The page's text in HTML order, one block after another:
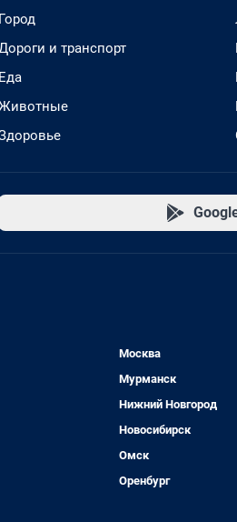
Город
и транспорт
Еда
Москва
Мурманск
Нижний Новгород
Новосибирск
Омск
Оренбург